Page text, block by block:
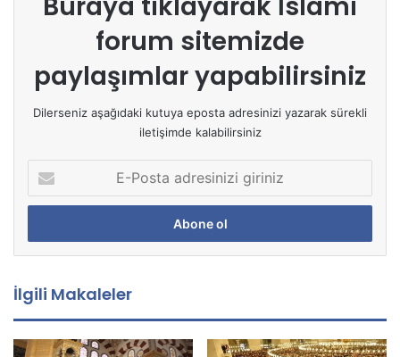
Buraya tıklayarak İslami
forum sitemizde
paylaşımlar yapabilirsiniz
Dilerseniz aşağıdaki kutuya eposta adresinizi yazarak sürekli
iletişimde kalabilirsiniz
P
s
a
d
r
İlgili Makaleler